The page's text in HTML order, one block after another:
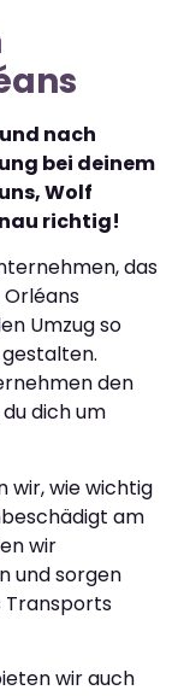
nach
bei deinem
Wolf
richtig!
das
Umzug so
den
dich um
wir, wie wichtig
am
wir
und sorgen
Transports
wir auch